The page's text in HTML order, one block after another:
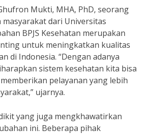
Mukti, MHA, PhD, seorang
dari Universitas
BPJS Kesehatan merupakan
untuk meningkatkan kualitas
di Indonesia. “Dengan adanya
sistem kesehatan kita bisa
pelayanan yang lebih
ujarnya.
yang juga mengkhawatirkan
ini. Beberapa pihak